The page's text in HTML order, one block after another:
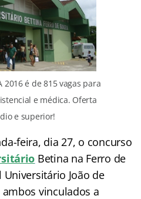
2016 é de 815 vagas para
e médica. Oferta
e superior!
feira, dia 27, o concurso
Betina na Ferro de
Universitário João de
ambos vinculados a